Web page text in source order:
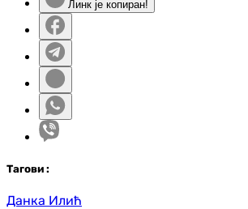
Линк је копиран!
Тагови :
Данка Илић